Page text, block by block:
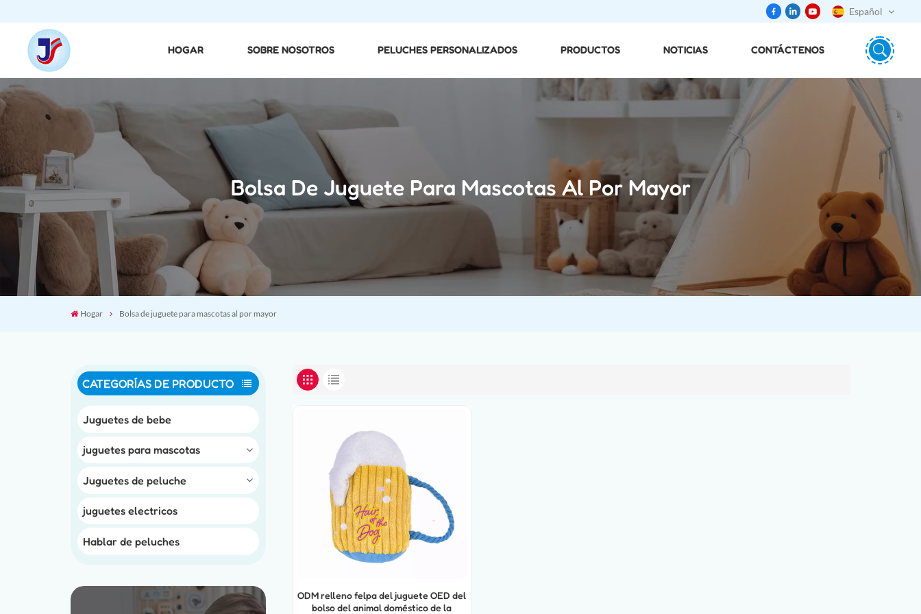
Español
português
日本語
español
русский
HOGAR SOBRE NOSOTROS PELUCHES PERSONALIZADOS PRODUCTOS NOTICIAS CONTÁCTENOS
Bolsa De Juguete Para Mascotas Al Por Mayor
Hogar Bolsa de juguete para mascotas al por mayor
CATEGORÍAS DE PRODUCTO
Juguetes de bebe
juguetes para mascotas
Juguetes de peluche
juguetes electricos
Hablar de peluches
ODM relleno felpa del juguete OED del
bolso del animal doméstico de la